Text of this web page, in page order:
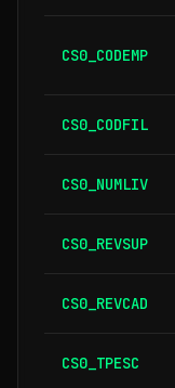
CS0_CODEMP
CS0_CODFIL
CS0_NUMLIV
CS0_REVSUP
CS0_REVCAD
CS0_TPESC